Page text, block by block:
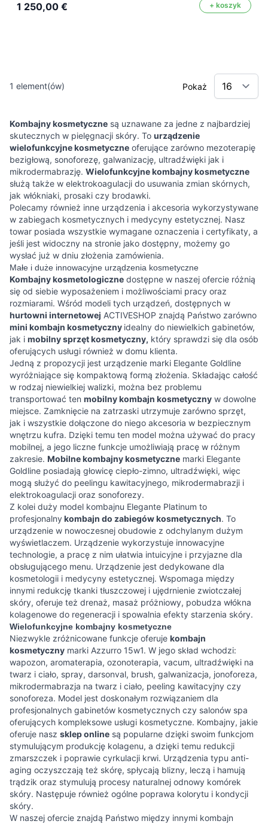
1 250,00 € + koszyk
1 element(ów) Pokaż
Kombajny kosmetyczne są uznawane za jedne z najbardziej
skutecznych w pielęgnacji skóry. To urządzenie
wielofunkcyjne kosmetyczne oferujące zarówno mezoterapię
bezigłową, sonoforezę, galwanizację, ultradźwięki jak i
mikrodermabrazję. Wielofunkcyjne kombajny kosmetyczne
służą także w elektrokoagulacji do usuwania zmian skórnych,
jak włókniaki, prosaki czy brodawki.
Polecamy również inne urządzenia i akcesoria wykorzystywane
w zabiegach kosmetycznych i medycyny estetycznej. Nasz
towar posiada wszystkie wymagane oznaczenia i certyfikaty, a
jeśli jest widoczny na stronie jako dostępny, możemy go
wysłać już w dniu złożenia zamówienia.
Małe i duże innowacyjne urządzenia kosmetyczne
Kombajny kosmetologiczne dostępne w naszej ofercie różnią
się od siebie wyposażeniem i możliwościami pracy oraz
rozmiarami. Wśród modeli tych urządzeń, dostępnych w
hurtowni internetowej ACTIVESHOP znajdą Państwo zarówno
mini kombajn kosmetyczny idealny do niewielkich gabinetów,
jak i mobilny sprzęt kosmetyczny, który sprawdzi się dla osób
oferujących usługi również w domu klienta.
Jedną z propozycji jest urządzenie marki Elegante Goldline
wyróżniające się kompaktową formą złożenia. Składając całość
w rodzaj niewielkiej walizki, można bez problemu
transportować ten mobilny kombajn kosmetyczny w dowolne
miejsce. Zamknięcie na zatrzaski utrzymuje zarówno sprzęt,
jak i wszystkie dołączone do niego akcesoria w bezpiecznym
wnętrzu kufra. Dzięki temu ten model można używać do pracy
mobilnej, a jego liczne funkcje umożliwiają pracę w różnym
zakresie. Mobilne kombajny kosmetyczne marki Elegante
Goldline posiadają głowicę ciepło-zimno, ultradźwięki, więc
mogą służyć do peelingu kawitacyjnego, mikrodermabrazji i
elektrokoagulacji oraz sonoforezy.
Z kolei duży model kombajnu Elegante Platinum to
profesjonalnykombajn do zabiegów kosmetycznych. To
urządzenie w nowoczesnej obudowie z odchylanym dużym
wyświetlaczem. Urządzenie wykorzystuje innowacyjne
technologie, a pracę z nim ułatwia intuicyjne i przyjazne dla
obsługującego menu. Urządzenie jest dedykowane dla
kosmetologii i medycyny estetycznej. Wspomaga między
innymi redukcję tkanki tłuszczowej i ujędrnienie zwiotczałej
skóry, oferuje też drenaż, masaż próżniowy, pobudza włókna
kolagenowe do regeneracji i spowalnia efekty starzenia skóry.
Wielofunkcyjne kombajny kosmetyczne
Niezwykle zróżnicowane funkcje oferuje kombajn
kosmetyczny marki Azzurro 15w1. W jego skład wchodzi:
wapozon, aromaterapia, ozonoterapia, vacum, ultradźwięki na
twarz i ciało, spray, darsonval, brush, galwanizacja, jonoforeza,
mikrodermabrazja na twarz i ciało, peeling kawitacyjny czy
sonoforeza. Model jest doskonałym rozwiązaniem dla
profesjonalnych gabinetów kosmetycznych czy salonów spa
oferujących kompleksowe usługi kosmetyczne. Kombajny, jakie
oferuje nasz sklep online są popularne dzięki swoim funkcjom
stymulującym produkcję kolagenu, a dzięki temu redukcji
zmarszczek i poprawie cyrkulacji krwi. Urządzenia typu anti-
aging oczyszczają też skórę, spłycają blizny, leczą i hamują
trądzik oraz stymulują procesy naturalnej odnowy komórek
skóry. Następuje również ogólne poprawa kolorytu i kondycji
skóry.
W naszej ofercie znajdą Państwo między innymi kombajn